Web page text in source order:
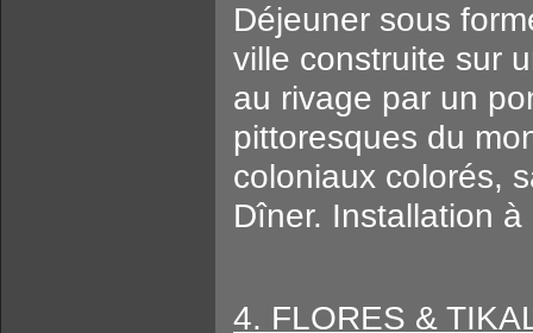
Déjeuner sous
ville construite sur
au rivage par un
pittoresques du
coloniaux colorés,
Dîner. Installation à
4. FLORES &